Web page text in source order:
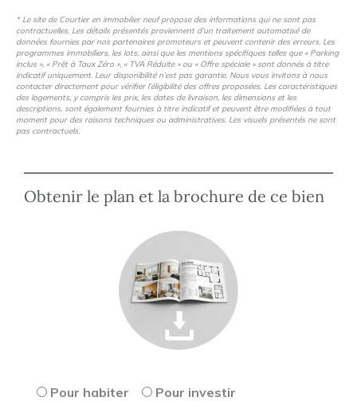
système d’accès vigik, des caméras de vidéosurveillance,
des locaux vélo et des places de parking en sous-sol.
Aux portes de la résidence, les nombreux commerces de
proximité vous offrent une véritable vie de quartier dont
notamment, une crèche ainsi qu’un cabinet médical en
pied d’immeuble. Première résidence intergénérationnelle
mixte favorisant le bien vivre et le bien vieillir chez soi.
Inclusif et participatif, notre nouveau programme
différentes générations (étudiants, familles, personnes
âgées) sont réunies dans un même ensemble immobilier
et partagent des équipements communs propices aux
rencontres et à la convivialité. Élément central de notre
projet, le cœur d’îlot paysager abrite à l’ombre des arbres
de hautes tiges, une grande terrasse aménagée de
guinguette avec kiosque et cuisine d’été. S’engager
* Le site de Courtier en immobilier neuf propose des informations qui ne sont pas
contractuelles. Les détails présentés proviennent d’un traitement automatisé de
données fournies par nos partenaires promoteurs et peuvent contenir des erreurs. Les
programmes immobiliers, les lots, ainsi que les mentions spécifiques telles que « Parking
inclus », « Prêt à Taux Zéro », « TVA Réduite » ou « Offre spéciale » sont donnés à titre
indicatif uniquement. Leur disponibilité n’est pas garantie. Nous vous invitons à nous
contacter directement pour vérifier l’éligibilité des offres proposées. Les caractéristiques
des logements, y compris les prix, les dates de livraison, les dimensions et les
descriptions, sont également fournies à titre indicatif et peuvent être modifiées à tout
moment pour des raisons techniques ou administratives. Les visuels présentés ne sont
pas contractuels.
Obtenir le plan et la brochure de ce bien
Pour habiter
Pour investir